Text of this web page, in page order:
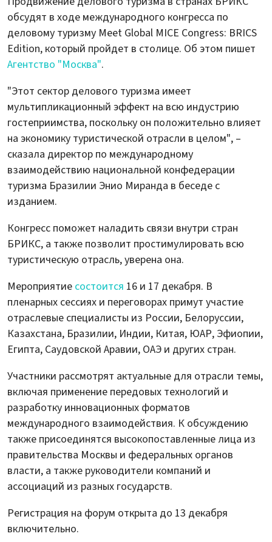
обсудят в ходе международного конгресса по
деловому туризму Meet Global MICE Congress: BRICS
Edition, который пройдет в столице. Об этом пишет
Агентство "Москва".
"Этот сектор делового туризма имеет
мультипликационный эффект на всю индустрию
гостеприимства, поскольку он положительно влияет
на экономику туристической отрасли в целом", –
сказала директор по международному
взаимодействию национальной конфедерации
туризма Бразилии Энио Миранда в беседе с
изданием.
Конгресс поможет наладить связи внутри стран
БРИКС, а также позволит простимулировать всю
туристическую отрасль, уверена она.
Мероприятие состоится 16 и 17 декабря. В
пленарных сессиях и переговорах примут участие
отраслевые специалисты из России, Белоруссии,
Казахстана, Бразилии, Индии, Китая, ЮАР, Эфиопии,
Египта, Саудовской Аравии, ОАЭ и других стран.
Участники рассмотрят актуальные для отрасли темы,
включая применение передовых технологий и
разработку инновационных форматов
международного взаимодействия. К обсуждению
также присоединятся высокопоставленные лица из
правительства Москвы и федеральных органов
власти, а также руководители компаний и
ассоциаций из разных государств.
Регистрация на форум открыта до 13 декабря
включительно.